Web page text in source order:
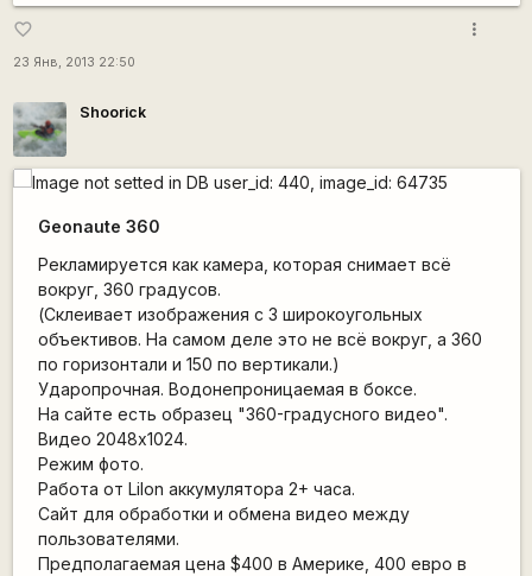
favorite_border
23 Янв, 2013 22:50
more_vert
Shoorick
Geonaute 360
Рекламируется как камера, которая снимает всё
вокруг, 360 градусов.
(Склеивает изображения с 3 широкоугольных
объективов. На самом деле это не всё вокруг, а 360
по горизонтали и 150 по вертикали.)
Ударопрочная. Водонепроницаемая в боксе.
На сайте есть образец "360-градусного видео".
Видео 2048x1024.
Режим фото.
Работа от LiIon аккумулятора 2+ часа.
Сайт для обработки и обмена видео между
пользователями.
Предполагаемая цена $400 в Америке, 400 евро в